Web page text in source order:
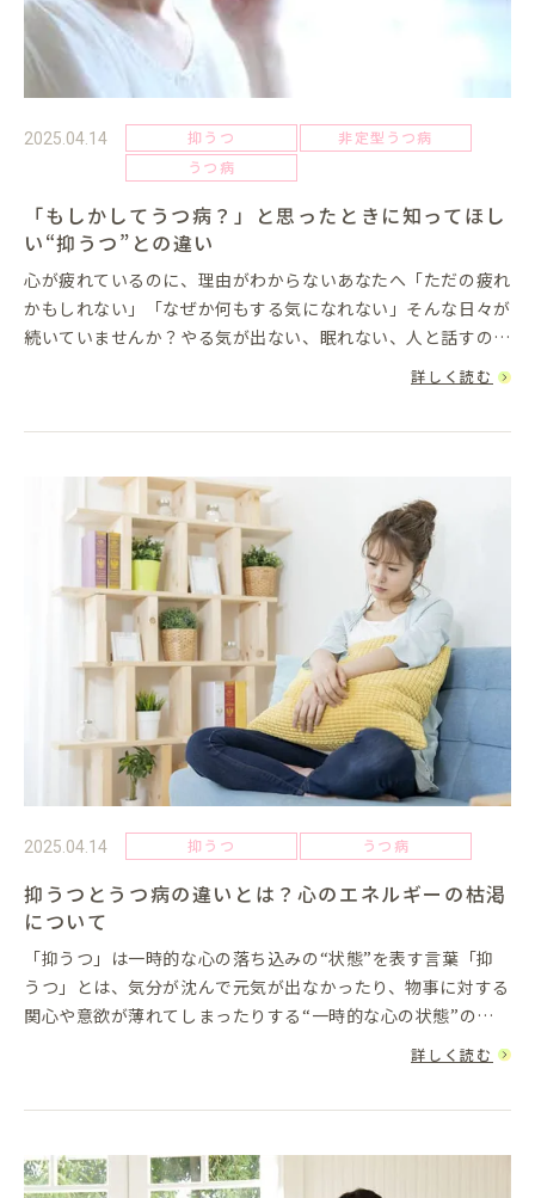
2025.04.14 抑うつ
非定型うつ病
うつ病
「もしかしてうつ病？」と思ったときに知ってほし
い“抑うつ”との違い
心が疲れているのに、理由がわからないあなたへ「ただの疲れ
かもしれない」「なぜか何もする気になれない」そんな日々が
続いていませんか？やる気が出ない、眠れない、人と話すのが
つらい……けれど、原因もはっきりしないし、周囲にも説明し
詳しく読む
2025.04.14 抑うつ うつ病
抑うつとうつ病の違いとは？心のエネルギーの枯渇
について
「抑うつ」は一時的な心の落ち込みの“状態”を表す言葉「抑
うつ」とは、気分が沈んで元気が出なかったり、物事に対する
関心や意欲が薄れてしまったりする“一時的な心の状態”のこ
とを指します。これは特別なことではなく、誰にでも起こりう
詳しく読む